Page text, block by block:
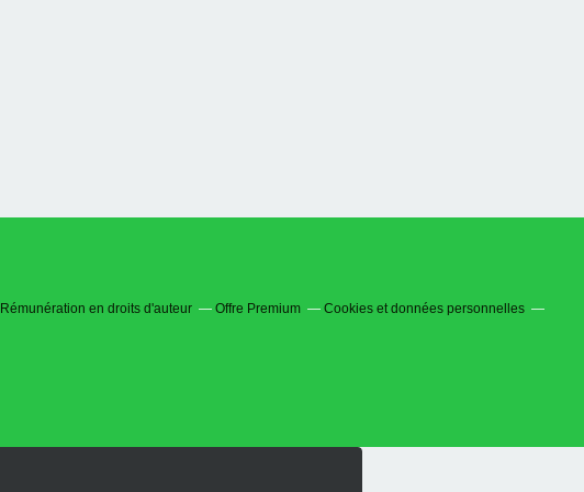
Rémunération en droits d'auteur Offre Premium
Cookies et données personnelles